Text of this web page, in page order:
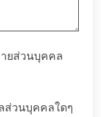
ยส่วนบุคคล
ส่วนบุคคลใดๆ